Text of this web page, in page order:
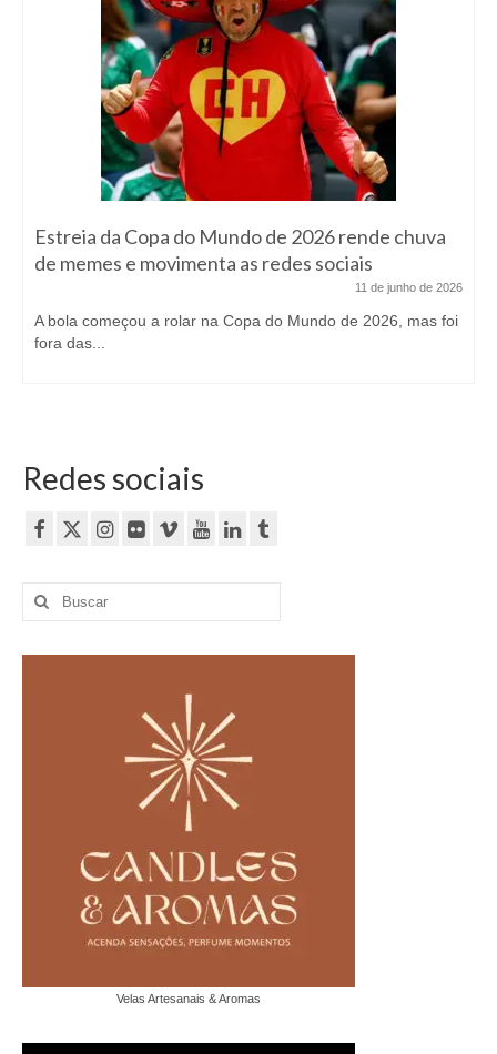
Estreia da Copa do Mundo de 2026 rende chuva
de memes e movimenta as redes sociais
11 de junho de 2026
A bola começou a rolar na Copa do Mundo de 2026, mas foi
fora das...
Redes sociais
Buscar
por:
Velas Artesanais & Aromas